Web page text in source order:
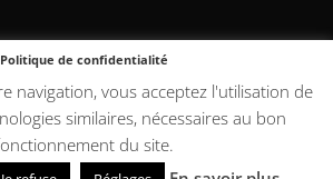
de Vente
Politique de confidentialité
navigation, vous acceptez l'utilisation de
similaires, nécessaires au bon
du site.